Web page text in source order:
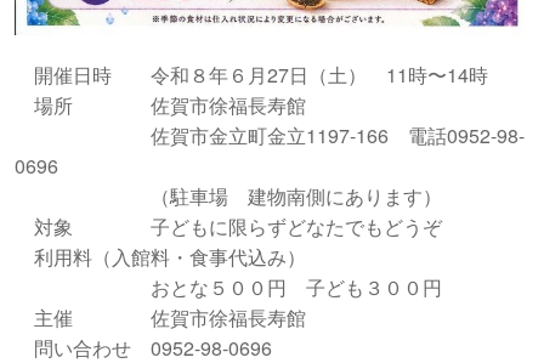
開催日時 令和８年６月27日（土） 11時〜14時
場所 佐賀市徐福長寿館
佐賀市金立町金立1197-166 電話0952-98-
0696
（駐車場 建物南側にあります）
対象 子どもに限らずどなたでもどうぞ
利用料（入館料・食事代込み）
おとな５００円 子ども３００円
主催 佐賀市徐福長寿館
問い合わせ 0952-98-0696